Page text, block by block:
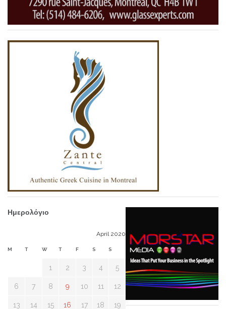
Ημερολόγιο
April 2020
M T W T F S S
1 2 3 4 5
6 7 8 9 10 11 12
13 14 15 16 17 18 19